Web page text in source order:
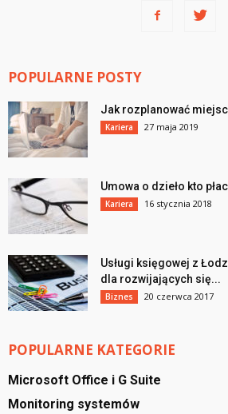
POPULARNE POSTY
Jak rozplanować
Kariera 27 maja 2019
Umowa o dzieło kto
Kariera 16 stycznia 2018
Usługi księgowej z
dla rozwijających się...
Biznes 20 czerwca 2017
POPULARNE KATEGORIE
Microsoft Office i G Suite
Monitoring systemów